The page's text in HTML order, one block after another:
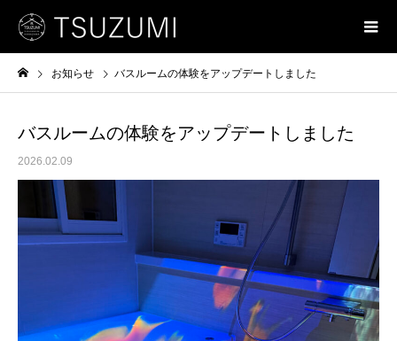
お知らせ バスルームの体験をアップデートしました
バスルームの体験をアップデートしました
2026.02.09